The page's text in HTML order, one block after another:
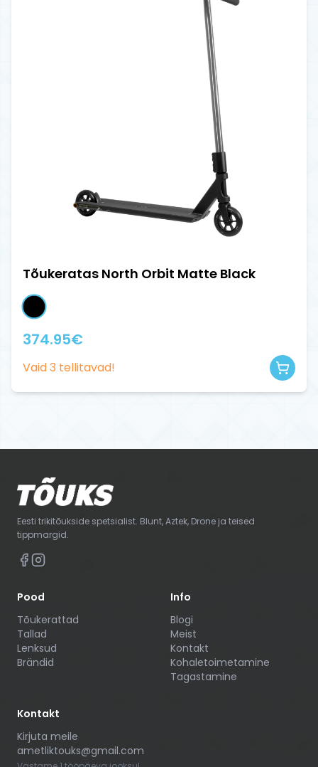
Tõukeratas North Orbit Matte Black
374.95€
Vaid3 tellitavad!
Eesti trikitõukside spetsialist. Blunt, Aztek, Drone ja teised
tippmargid.
Pood
Tõukerattad
Tallad
Lenksud
Brändid
Info
Blogi
Meist
Kontakt
Kohaletoimetamine
Tagastamine
Kontakt
Kirjuta meile
ametliktouks@gmail.com